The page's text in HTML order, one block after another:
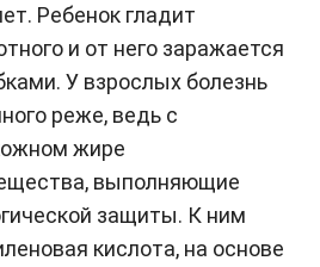
Ребенок гладит
и от него заражается
У взрослых болезнь
реже, ведь с
жире
выполняющие
защиты. К ним
кислота, на основе